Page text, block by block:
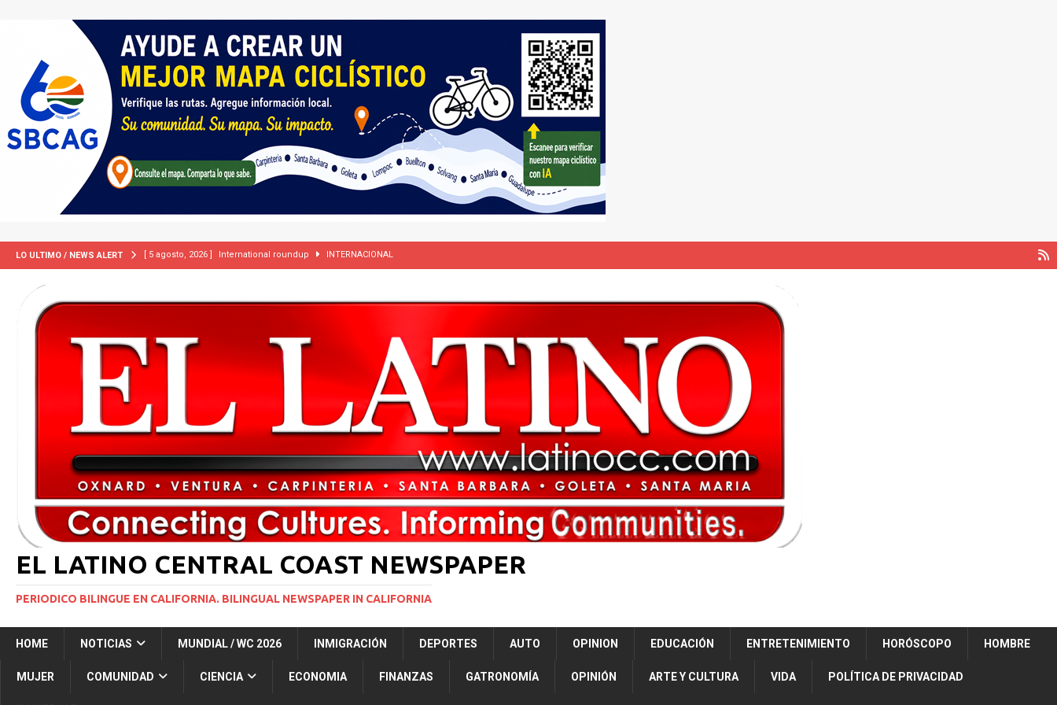
LO ULTIMO / NEWS ALERT [ 5 agosto, 2026 ] International roundup INTERNACIONAL
[ 2 julio, 2024 ] Colombia apaga el ‘efecto Vini’. Brasil 1 – Colombia 1 DEPORTE
Corte Suprema levanta suspensión a ley de Texas que permite a la policía detener a migrantes
INMIGRACIÓN
Potente tormenta invernal desatará la mayor nevada en lo que va del año en California NACIONALES
[ 6 agosto, 2026 ] Trump firma dos medidas ejecutivas para restringir la ciudadanía por nacimiento y el “turismo de parto”
[ 5 agosto, 2026 ] Resumen internacional INTERNACIONAL
EL LATINO CENTRAL COAST NEWSPAPER
PERIODICO BILINGUE EN CALIFORNIA. BILINGUAL NEWSPAPER IN CALIFORNIA
HOME NOTICIAS MUNDIAL / WC 2026 INMIGRACIÓN DEPORTES AUTO OPINION EDUCACIÓN ENTRETENIMIENTO HORÓSCOPO HOMBRE
MUJER COMUNIDAD CIENCIA ECONOMIA FINANZAS GATRONOMÍA OPINIÓN ARTE Y CULTURA VIDA POLÍTICA DE PRIVACIDAD